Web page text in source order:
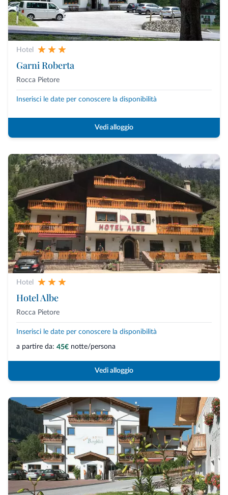
Hotel
Garni Roberta
Rocca Pietore
Inserisci le date per conoscere la disponibilità
Vedi alloggio
Hotel
Hotel Albe
Rocca Pietore
Inserisci le date per conoscere la disponibilità
a partire da: 45€ notte/persona
Vedi alloggio